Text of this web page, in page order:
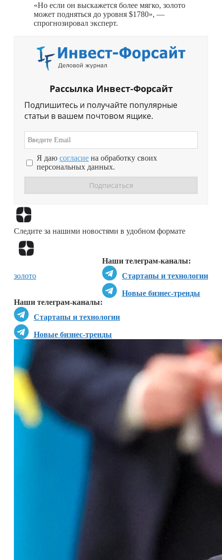
«Но если он выскажется более мягко, золото
может подняться до уровня $1780», —
спрогнозировал эксперт.
Рассылка Инвест-Форсайт
Подпишитесь и получайте популярные
статьи в вашем почтовом ящике.
Я даю согласие на обработку своих
персональных данных.
Следите за нашими новостями в удобном формате
Наши телеграм-каналы:
Стартапы и технологии
Новые бизнес-тренды
Наши телеграм-каналы:
Стартапы и технологии
Новые бизнес-тренды
золото